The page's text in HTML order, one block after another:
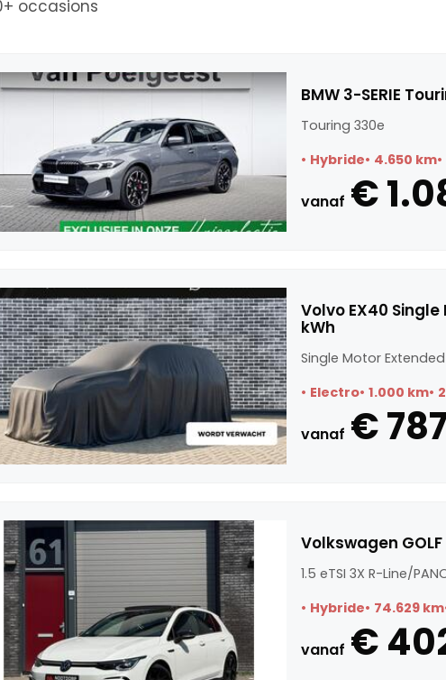
occasions
BMW 3-SERIE
Touring 330e
Hybride 4.650 km
vanaf €
Volvo EX40
kWh
Single Motor
Electro 1.000 km
vanaf € 787
Volkswagen GOLF
1.5 eTSI 3X R-Line/
Hybride 74.629 km
vanaf €